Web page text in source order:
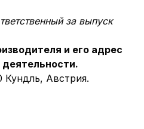
за выпуск
и его адрес
Кундль, Австрия.